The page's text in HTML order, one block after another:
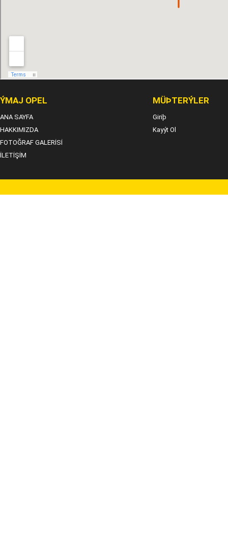
ÝMAJ OPEL
ANA SAYFA
HAKKIMIZDA
FOTOĞRAF GALERİSİ
İLETİŞİM
MÜÞTERÝLER
Giriþ
Kayýt Ol